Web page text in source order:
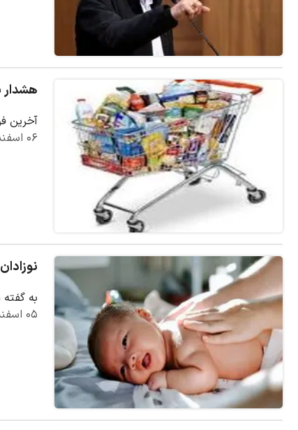
هشدار
آخرین
۰۶ اسفند ۱۴۰۴
به گفته
۰۵ اسفند ۱۴۰۴